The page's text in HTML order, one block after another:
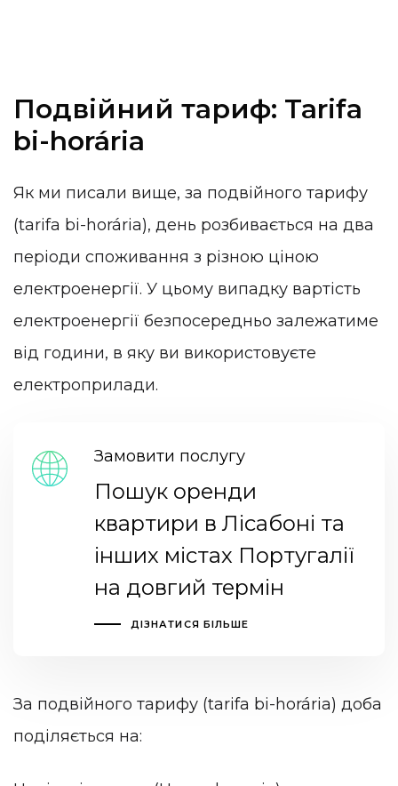
Подвійний тариф: Tarifa
bi-horária
Як ми писали вище, за подвійного тарифу
(tarifa bi-horária), день розбивається на два
періоди споживання з різною ціною
електроенергії. У цьому випадку вартість
електроенергії безпосередньо залежатиме
від години, в яку ви використовуєте
електроприлади.
Замовити послугу
Пошук оренди
квартири в Лісабоні та
інших містах Португалії
на довгий термін
ДІЗНАТИСЯ БІЛЬШЕ
За подвійного тарифу (tarifa bi-horária) доба
поділяється на: